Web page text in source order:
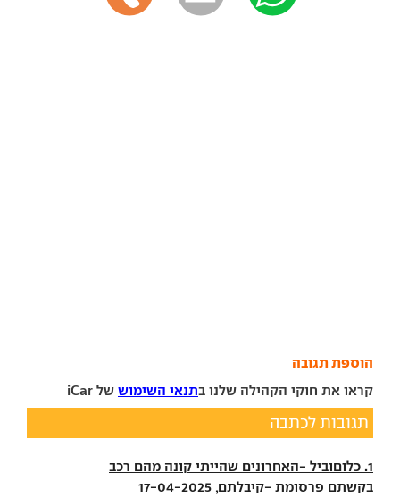
הוספת תגובה
קראו את חוקי הקהילה שלנו בתנאי השימוש של iCar
תגובות לכתבה
1. כלוםוביל -האחרונים שהייתי קונה מהם רכב
בקשתם פרסומת -קיבלתם, 17-04-2025